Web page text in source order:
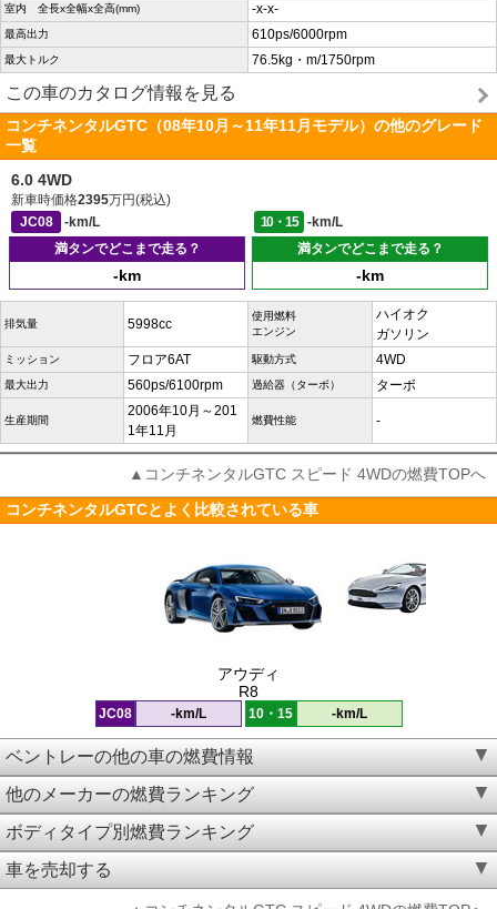
室内 全長x全幅x全高(mm) -x-x-
最高出力 610ps/6000rpm
最大トルク 76.5kg・m/1750rpm
この車のカタログ情報を見る
コンチネンタルGTC（08年10月～11年11月モデル）の他のグレード
一覧
6.0 4WD
新車時価格2395万円(税込)
JC08
-km/L 10・15
-km/L
満タンでどこまで走る？
-km
満タンでどこまで走る？
-km
排気量 5998cc
使用燃料
エンジン
ハイオク
ガソリン
ミッション フロア6AT 駆動方式 4WD
最大出力 560ps/6100rpm 過給器（ターボ） ターボ
生産期間
2006年10月～201
1年11月
燃費性能 -
▲コンチネンタルGTC スピード 4WDの燃費TOPへ
コンチネンタルGTCとよく比較されている車
アウディ
R8
JC08 -km/L 10・15 -km/L
ベントレーの他の車の燃費情報
他のメーカーの燃費ランキング
ボディタイプ別燃費ランキング
車を売却する